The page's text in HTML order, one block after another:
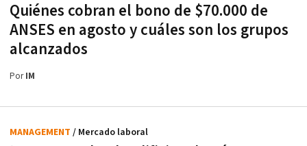
Quiénes cobran el bono de $70.000 de
ANSES en agosto y cuáles son los grupos
alcanzados
PorIM
MANAGEMENT / Mercado laboral